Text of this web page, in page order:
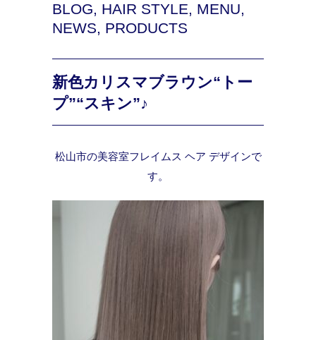
BLOG, HAIR STYLE, MENU,
NEWS, PRODUCTS
新色カリスマブラウン“トー
プ”“スキン”♪
松山市の美容室フレイムス ヘア デザインで
す。